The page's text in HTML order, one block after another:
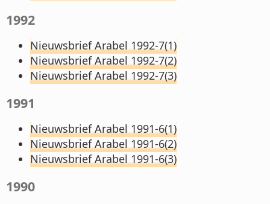
1992
Nieuwsbrief Arabel 1992-7(1)
Nieuwsbrief Arabel 1992-7(2)
Nieuwsbrief Arabel 1992-7(3)
1991
Nieuwsbrief Arabel 1991-6(1)
Nieuwsbrief Arabel 1991-6(2)
Nieuwsbrief Arabel 1991-6(3)
1990